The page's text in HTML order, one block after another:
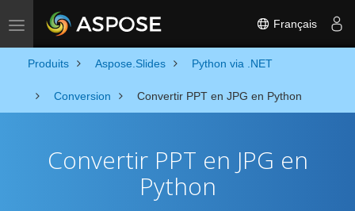
Toggle navigation Français
Produits Aspose.Slides Python via .NET
Conversion Convertir PPT en JPG en Python
Convertir PPT en JPG en
Python